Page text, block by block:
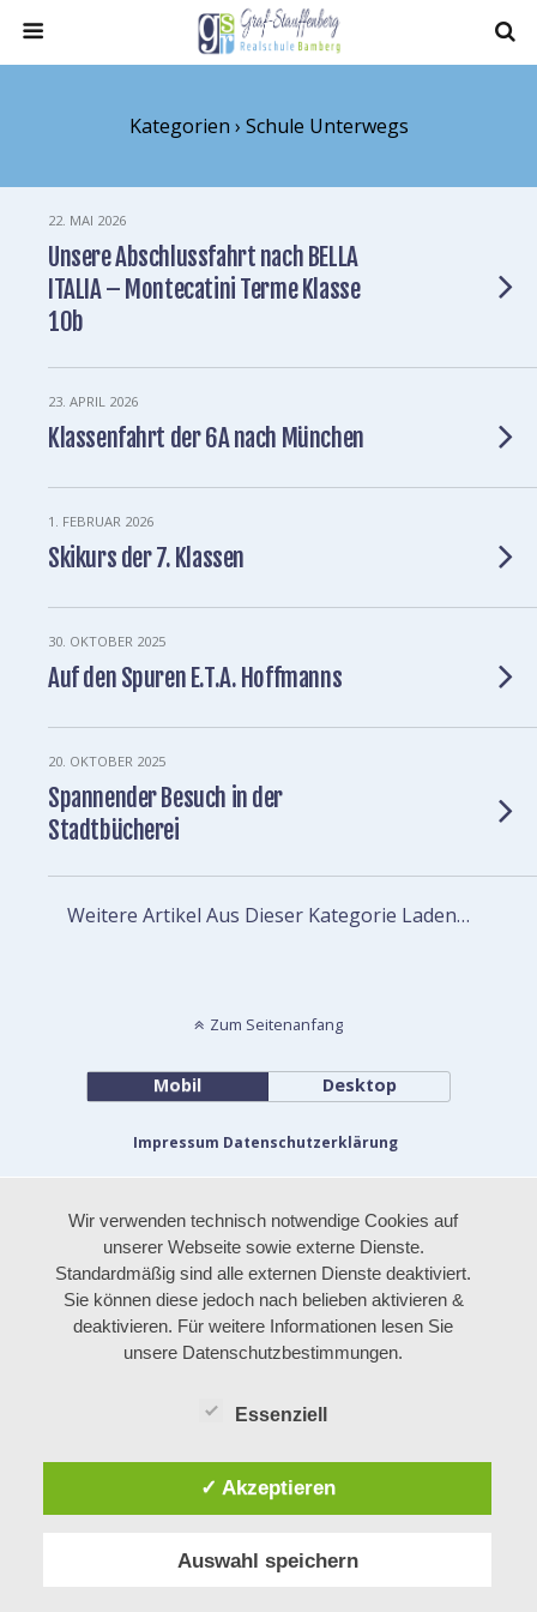
Kategorien › Schule Unterwegs
22. MAI 2026
Unsere Abschlussfahrt nach BELLA
ITALIA – Montecatini Terme Klasse
10b
23. APRIL 2026
Klassenfahrt der 6A nach München
1. FEBRUAR 2026
Skikurs der 7. Klassen
30. OKTOBER 2025
Auf den Spuren E.T.A. Hoffmanns
20. OKTOBER 2025
Spannender Besuch in der
Stadtbücherei
Weitere Artikel Aus Dieser Kategorie Laden…
Zum Seitenanfang
Mobil Desktop
Impressum Datenschutzerklärung
Wir verwenden technisch notwendige Cookies auf
unserer Webseite sowie externe Dienste.
Standardmäßig sind alle externen Dienste deaktiviert.
Sie können diese jedoch nach belieben aktivieren &
deaktivieren. Für weitere Informationen lesen Sie
unsere Datenschutzbestimmungen.
Essenziell
✓ Akzeptieren
Auswahl speichern